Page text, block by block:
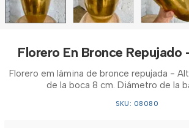
Florero En Bronce Repujado
Florero em lámina de bronce repujada -
de la boca 8 cm. Diámetro de la
SKU: 08080